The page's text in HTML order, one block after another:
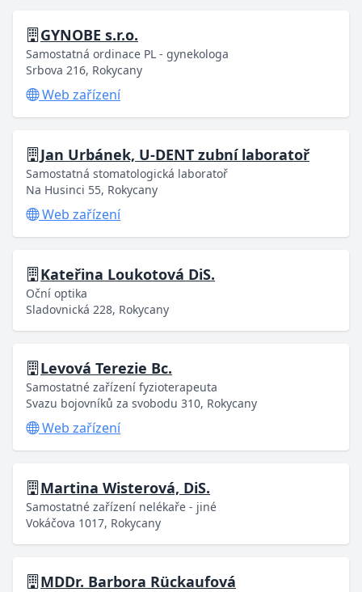
GYNOBE s.r.o.
Samostatná ordinace PL - gynekologa
Srbova 216, Rokycany
Web zařízení
Jan Urbánek, U-DENT zubní laboratoř
Samostatná stomatologická laboratoř
Na Husinci 55, Rokycany
Web zařízení
Kateřina Loukotová DiS.
Oční optika
Sladovnická 228, Rokycany
Levová Terezie Bc.
Samostatné zařízení fyzioterapeuta
Svazu bojovníků za svobodu 310, Rokycany
Web zařízení
Martina Wisterová, DiS.
Samostatné zařízení nelékaře - jiné
Vokáčova 1017, Rokycany
MDDr. Barbora Rückaufová